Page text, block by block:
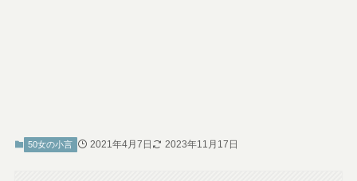
50女の小言 2021年4月7日 2023年11月17日